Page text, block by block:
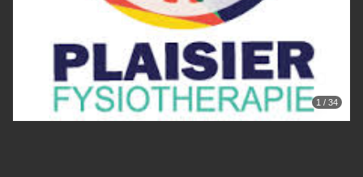
1 / 34